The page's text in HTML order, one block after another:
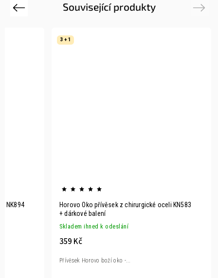
Související produkty
Previous
NK894
3 + 1
Horovo Oko přívěsek z chirurgické oceli KN583
+ dárkové balení
Skladem ihned k odeslání
359 Kč
Přívěsek Horovo boží oko -...
Next